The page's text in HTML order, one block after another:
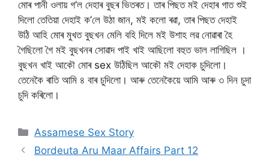
মোৰ পানী ওলায় গ’ল দেহাৰ বুছৰ ভিতৰত। তাৰ পিছত ম‌ই দেহাৰ গাত শুই
দিলো তেতিয়া দেহাই ক’লে উঠা জান, ম‌ই কলো ৰৱা, তাৰ পিছত দেহাই
উঠি আহি মোৰ মুখত বুছখন মেলি বহি দিলে মই উশাহ লৱ নোৱাৰা হৈ
গৈছিলো গৈ ম‌ই বুছখনৰ সোৱাদ পাই খাই আছিলো বহুত ভাল লাগিছিল ।
বুছখন খাই আকৌ মোৰ sex উঠিছিল আকৌ ম‌ই দেহাক চুদিলো।
তেনেকৈ ৰাতি আমি ৪ বাৰ চুদিলো। আৰু তেনেকৈয়ে আমি আৰু ৩ দিন চুদা
চুদি কৰিলো।
Categories
Assamese Sex Story
Bordeuta Aru Maar Affairs Part 12